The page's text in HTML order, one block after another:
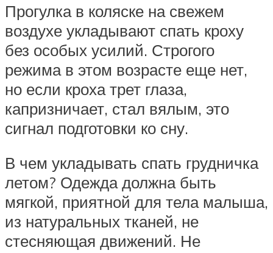
Прогулка в коляске на свежем
воздухе укладывают спать кроху
без особых усилий. Строгого
режима в этом возрасте еще нет,
но если кроха трет глаза,
капризничает, стал вялым, это
сигнал подготовки ко сну.
В чем укладывать спать грудничка
летом? Одежда должна быть
мягкой, приятной для тела малыша,
из натуральных тканей, не
стесняющая движений. Не